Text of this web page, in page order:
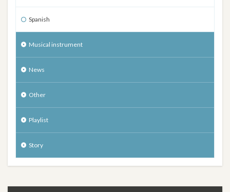
Spanish
Musical instrument
News
Other
Playlist
Story